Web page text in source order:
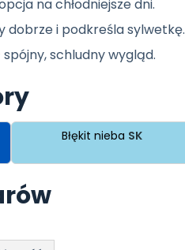
na chłodniejsze dni.
dobrze i podkreśla sylwetkę.
schludny wygląd.
Błękit nieba SK